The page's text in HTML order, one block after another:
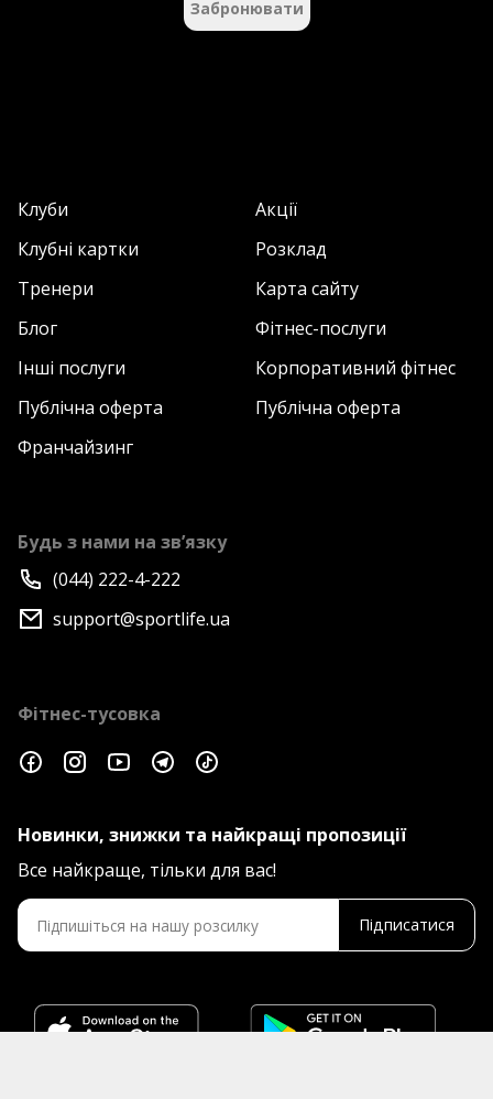
Забронювати
Клуби
Акції
Клубні картки
Розклад
Тренери
Карта сайту
Блог
Фітнес-послуги
Інші послуги
Корпоративний фітнес
Публічна оферта
Публічна оферта
Франчайзинг
Будь з нами на зв’язку
(044) 222-4-222
support@sportlife.ua
Фітнес-тусовка
Новинки, знижки та найкращі пропозиції
Все найкраще, тільки для вас!
Підписатися